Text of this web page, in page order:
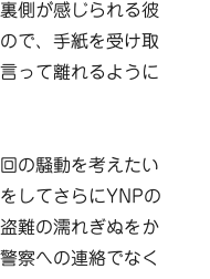
側が感じられる彼
で、手紙を受け取
って離れるように
の騒動を考えたい
してさらにYNPの
難の濡れぎぬをか
察への連絡でなく